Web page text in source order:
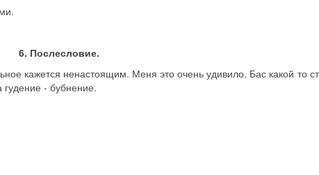
6. Послесловие.
кажется ненастоящим. Меня это очень удивило. Бас какой то
- бубнение.